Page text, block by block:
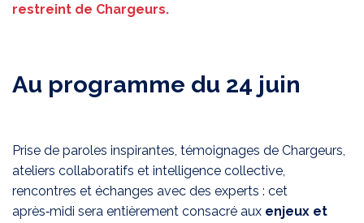
restreint de Chargeurs.
Au programme du 24 juin
Prise de paroles inspirantes, témoignages de Chargeurs,
ateliers collaboratifs et intelligence collective,
rencontres et échanges avec des experts : cet
après‑midi sera entièrement consacré aux enjeux et